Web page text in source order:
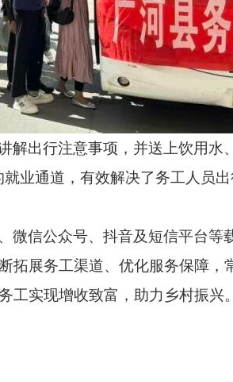
解出行注意事项，并送上饮用水
业通道，有效解决了务工人员
信公众号、抖音及短信平台等
拓展务工渠道、优化服务保障，
工实现增收致富，助力乡村振兴。